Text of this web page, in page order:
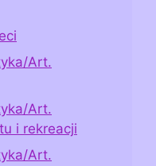
Art.
Art.
i rekreacji
Art.